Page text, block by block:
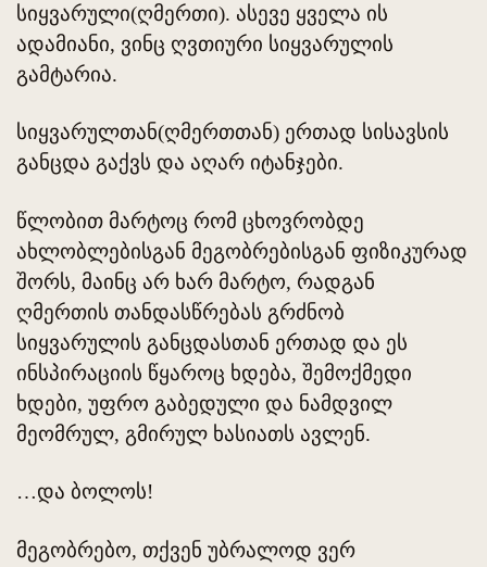
სიყვარული(ღმერთი). ასევე ყველა ის
ადამიანი, ვინც ღვთიური სიყვარულის
გამტარია.
სიყვარულთან(ღმერთთან) ერთად სისავსის
განცდა გაქვს და აღარ იტანჯები.
წლობით მარტოც რომ ცხოვრობდე
ახლობლებისგან მეგობრებისგან ფიზიკურად
შორს, მაინც არ ხარ მარტო, რადგან
ღმერთის თანდასწრებას გრძნობ
სიყვარულის განცდასთან ერთად და ეს
ინსპირაციის წყაროც ხდება, შემოქმედი
ხდები, უფრო გაბედული და ნამდვილ
მეომრულ, გმირულ ხასიათს ავლენ.
…და ბოლოს!
მეგობრებო, თქვენ უბრალოდ ვერ